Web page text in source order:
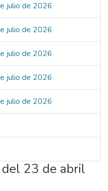
julio de 2026
julio de 2026
julio de 2026
julio de 2026
julio de 2026
23 de abril